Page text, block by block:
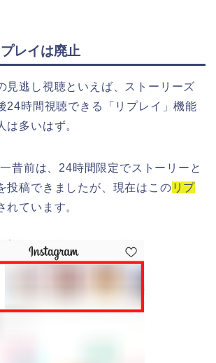
レイは廃止
見逃し視聴といえば、ストーリーズ
24時間視聴できる「リプレイ」機能
は多いはず。
昔前は、24時間限定でストーリーと
投稿できましたが、現在はこの リプ
れています。